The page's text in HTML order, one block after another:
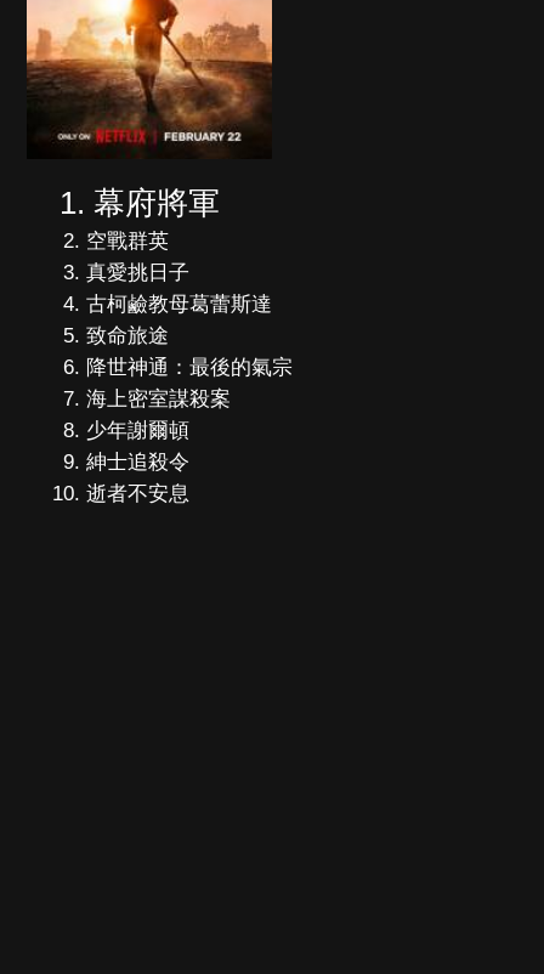
幕府將軍
空戰群英
真愛挑日子
古柯鹼教母葛蕾斯達
致命旅途
降世神通：最後的氣宗
海上密室謀殺案
少年謝爾頓
紳士追殺令
逝者不安息